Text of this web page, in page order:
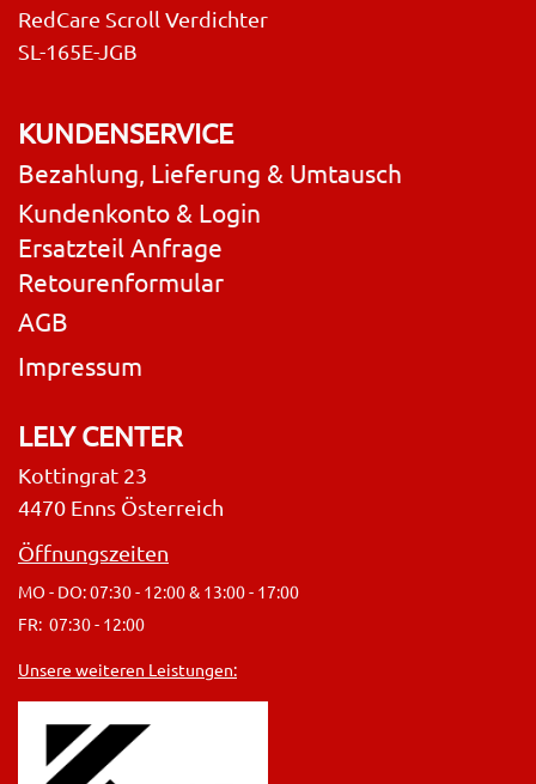
RedCare Scroll Verdichter
SL-165E-JGB
KUNDENSERVICE
Bezahlung, Lieferung & Umtausch
Kundenkonto & Login
Ersatzteil Anfrage
Retourenformular
AGB
Impressum
LELY CENTER
Kottingrat 23
4470 Enns Österreich
Öffnungszeiten
MO - DO: 07:30 - 12:00 & 13:00 - 17:00
FR: 07:30 - 12:00
Unsere weiteren Leistungen: